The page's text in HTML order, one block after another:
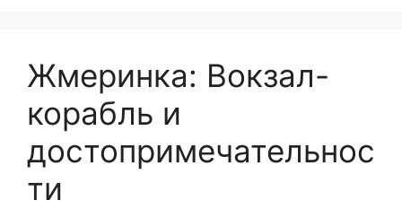
Жмеринка: Вокзал-
корабль и
достопримечательнос
ти